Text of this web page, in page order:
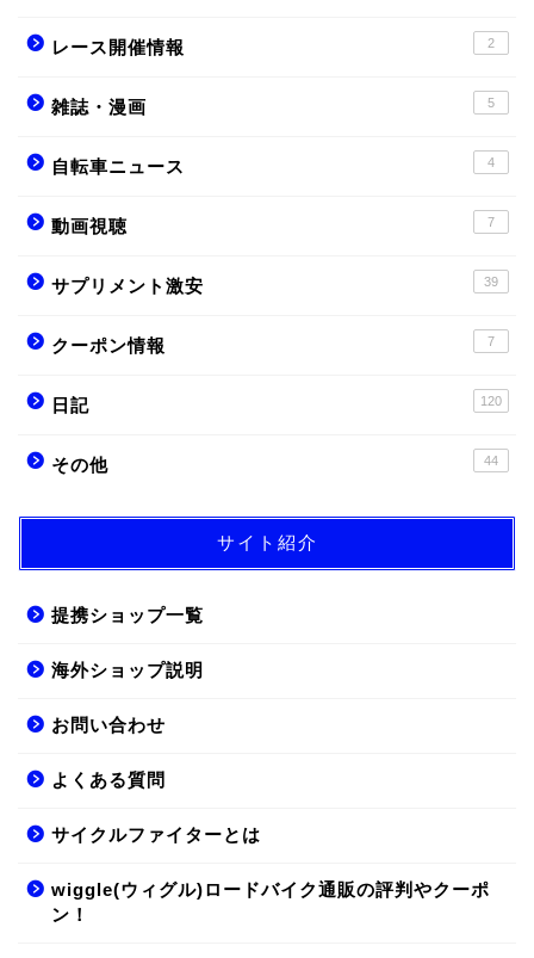
レース開催情報 2
雑誌・漫画 5
自転車ニュース 4
動画視聴 7
サプリメント激安 39
クーポン情報 7
日記 120
その他 44
サイト紹介
提携ショップ一覧
海外ショップ説明
お問い合わせ
よくある質問
サイクルファイターとは
wiggle(ウィグル)ロードバイク通販の評判やクーポ
ン！